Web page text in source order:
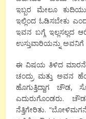
ಇಬ್ಬರ ಮೇಲೂ
ಇಲ್ಲಿಂದ ಓಡಿಸಬೇಕು
ಇವನ ಬಗ್ಗೆ ಇಲ್ಲಸಲ್ಲದ
ಉಸ್ತುವಾರಿಯನ್ನು
ಈ ವಿಷಯ ತಿಳಿದ
ಚಂದ್ರು ಮತ್ತು ಅವನ
ಹೊಗುತ್ತಿದ್ದಾಗ ಚೌಡ,
ಎದುರುಗೊಂಡರು.
ನೆತ್ತಿಗೇರಿತು.